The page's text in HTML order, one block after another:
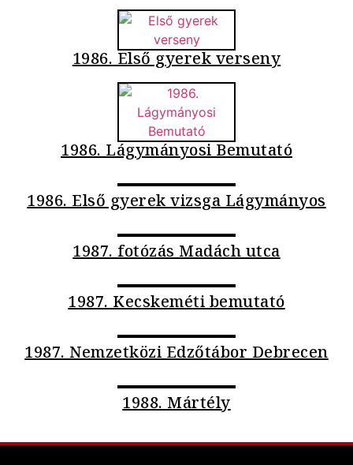
1986. Első gyerek verseny
1986. Lágymányosi Bemutató
1986. Első gyerek vizsga Lágymányos
1987. fotózás Madách utca
1987. Kecskeméti bemutató
1987. Nemzetközi Edzőtábor Debrecen
1988. Mártély